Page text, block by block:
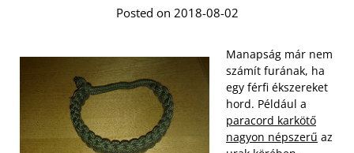
Posted on 2018-08-02
Manapság már nem
számít furának, ha
egy férfi ékszereket
hord. Például a
paracord karkötő
nagyon népszerű az